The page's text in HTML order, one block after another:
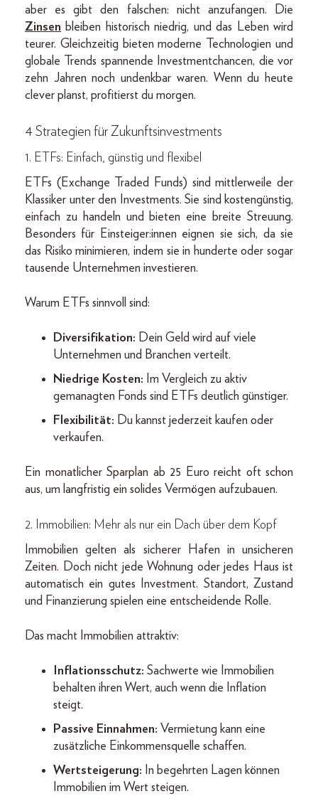
aber es gibt den falschen: nicht anzufangen. Die
Zinsen bleiben historisch niedrig, und das Leben wird
teurer. Gleichzeitig bieten moderne Technologien und
globale Trends spannende Investmentchancen, die vor
zehn Jahren noch undenkbar waren. Wenn du heute
clever planst, profitierst du morgen.
4 Strategien für Zukunftsinvestments
1. ETFs: Einfach, günstig und flexibel
ETFs (Exchange Traded Funds) sind mittlerweile der
Klassiker unter den Investments. Sie sind kostengünstig,
einfach zu handeln und bieten eine breite Streuung.
Besonders für Einsteiger:innen eignen sie sich, da sie
das Risiko minimieren, indem sie in hunderte oder sogar
tausende Unternehmen investieren.
Warum ETFs sinnvoll sind:
Diversifikation: Dein Geld wird auf viele
Unternehmen und Branchen verteilt.
Niedrige Kosten: Im Vergleich zu aktiv
gemanagten Fonds sind ETFs deutlich günstiger.
Flexibilität: Du kannst jederzeit kaufen oder
verkaufen.
Ein monatlicher Sparplan ab 25 Euro reicht oft schon
aus, um langfristig ein solides Vermögen aufzubauen.
2. Immobilien: Mehr als nur ein Dach über dem Kopf
Immobilien gelten als sicherer Hafen in unsicheren
Zeiten. Doch nicht jede Wohnung oder jedes Haus ist
automatisch ein gutes Investment. Standort, Zustand
und Finanzierung spielen eine entscheidende Rolle.
Das macht Immobilien attraktiv:
Inflationsschutz: Sachwerte wie Immobilien
behalten ihren Wert, auch wenn die Inflation
steigt.
Passive Einnahmen: Vermietung kann eine
zusätzliche Einkommensquelle schaffen.
Wertsteigerung: In begehrten Lagen können
Immobilien im Wert steigen.